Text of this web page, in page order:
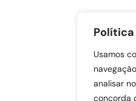
Política
Usamos
analisar
concorda